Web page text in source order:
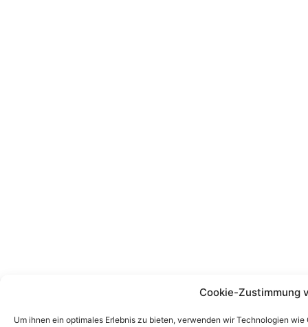
Cookie-Zustimmung
Um ihnen ein optimales Erlebnis zu bieten, verwenden wir Technologien